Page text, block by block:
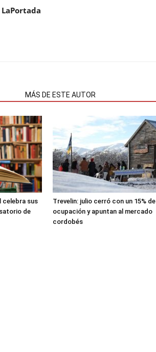
LaPortada
MÁS DE ESTE AUTOR
celebra sus
de
Trevelin: julio cerró con un 15% de
ocupación y apuntan al mercado
cordobés